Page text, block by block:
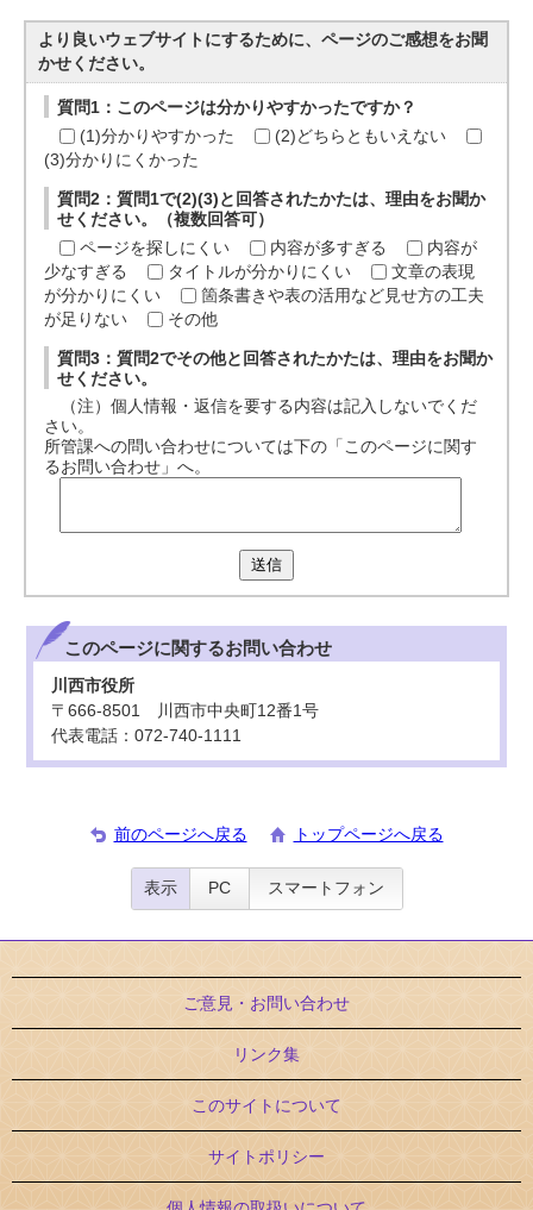
より良いウェブサイトにするために、ページのご感想をお聞
かせください。
質問1：このページは分かりやすかったですか？
(1)分かりやすかった
(2)どちらともいえない
(3)分かりにくかった
質問2：質問1で(2)(3)と回答されたかたは、理由をお聞か
せください。（複数回答可）
ページを探しにくい
内容が多すぎる
内容が
少なすぎる
タイトルが分かりにくい
文章の表現
が分かりにくい
箇条書きや表の活用など見せ方の工夫
が足りない
その他
質問3：質問2でその他と回答されたかたは、理由をお聞か
せください。
（注）個人情報・返信を要する内容は記入しないでくだ
さい。
所管課への問い合わせについては下の「このページに関す
るお問い合わせ」へ。
送信
このページに関するお問い合わせ
川西市役所
〒666-8501 川西市中央町12番1号
代表電話：072-740-1111
前のページへ戻る トップページへ戻る
表示 PC スマートフォン
ご意見・お問い合わせ
リンク集
このサイトについて
サイトポリシー